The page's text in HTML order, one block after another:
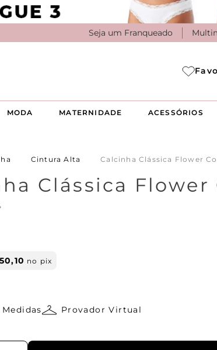
Seja um Franqueado
MODA MATERNIDADE ACESSÓRIOS
Cintura Alta Calcinha Clássica Flower
Clássica Flower
,10 no pix
Provador Virtual